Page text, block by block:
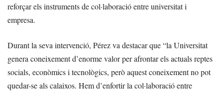
reforçar els instruments de col·laboració entre universitat i
empresa.
Durant la seva intervenció, Pérez va destacar que “la Universitat
genera coneixement d’enorme valor per afrontar els actuals reptes
socials, econòmics i tecnològics, però aquest coneixement no pot
quedar-se als calaixos. Hem d’enfortir la col·laboració entre